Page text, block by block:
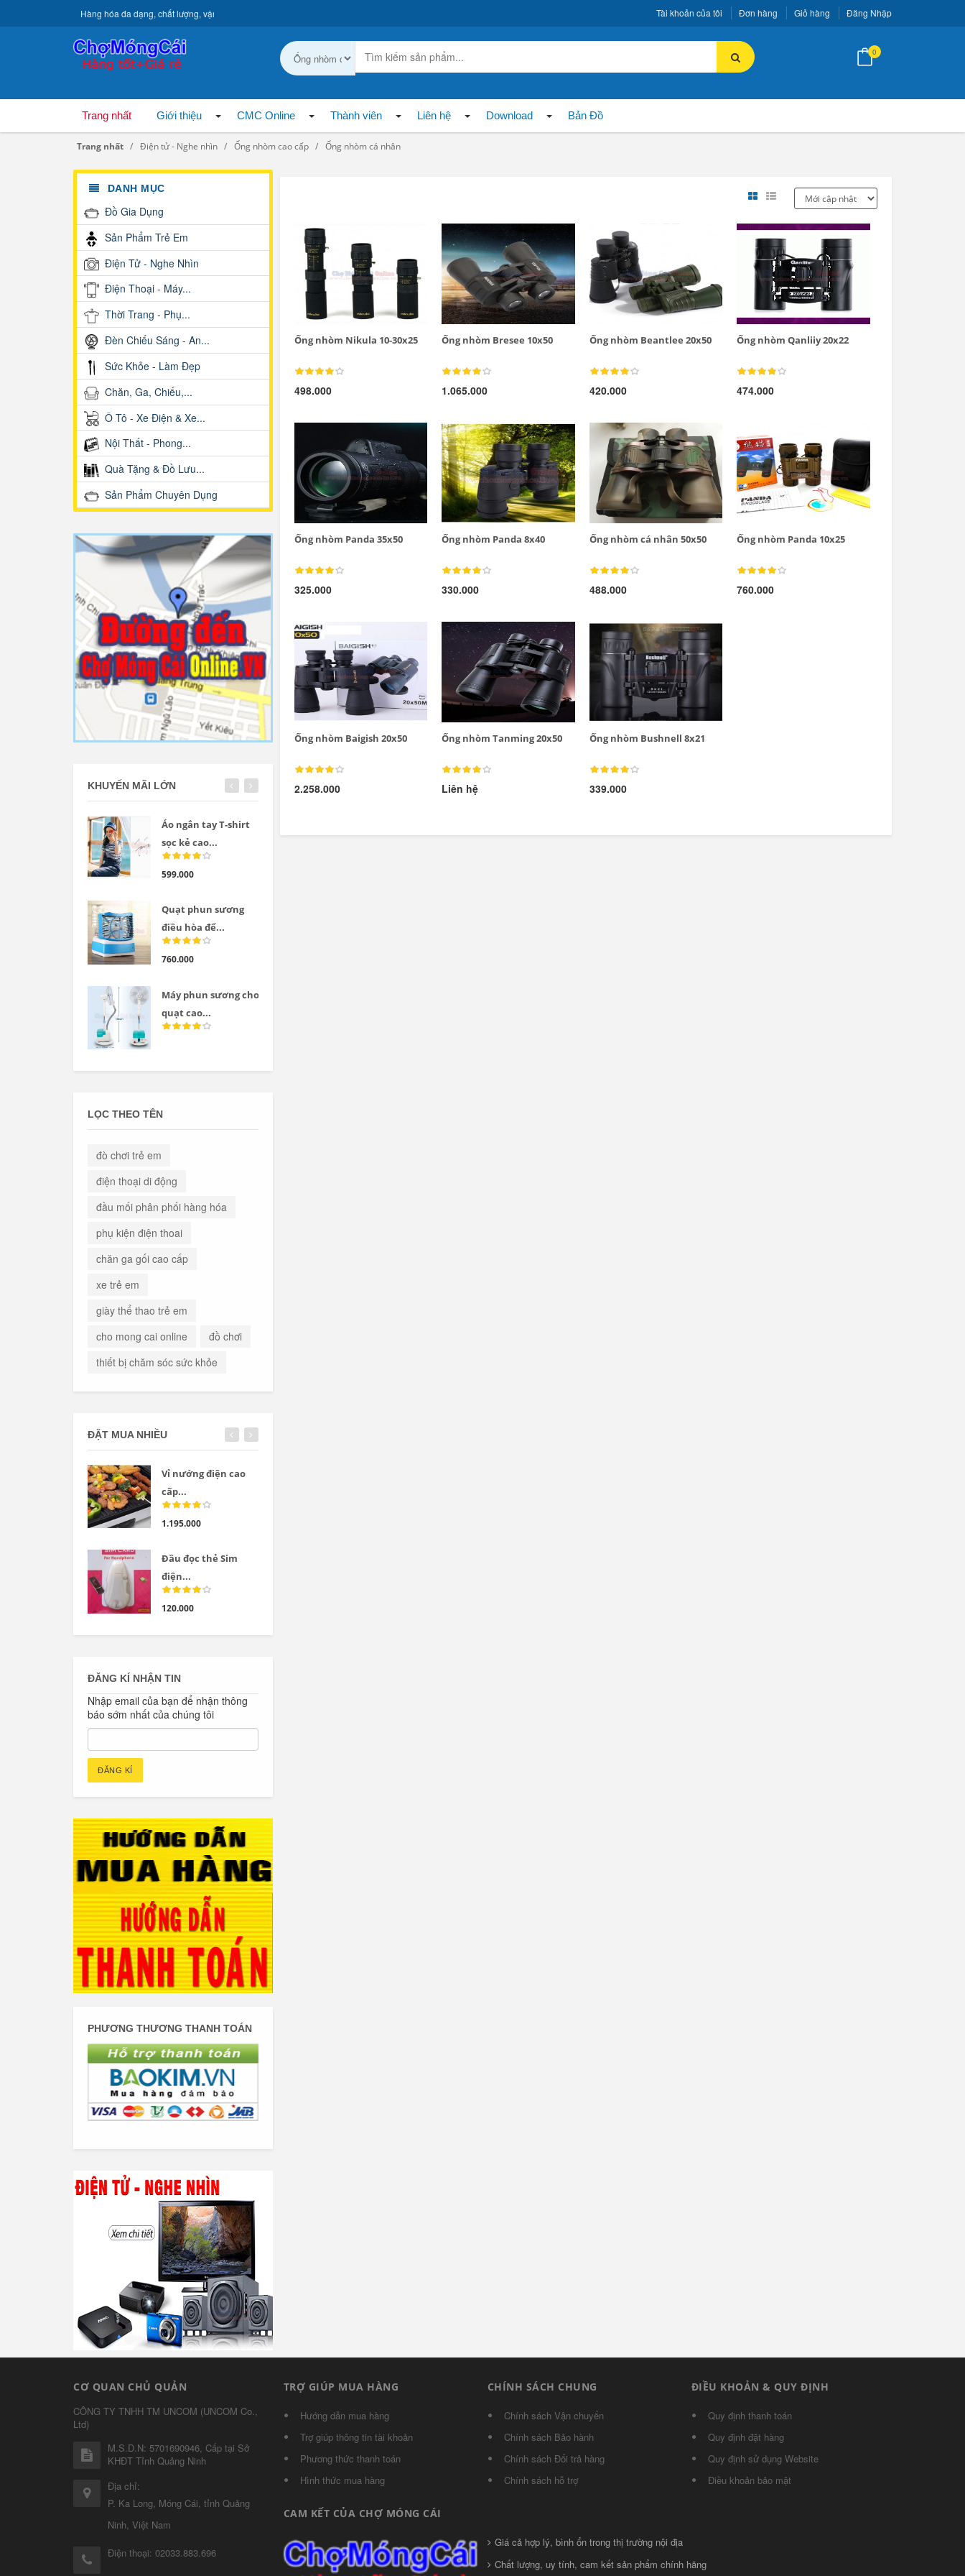
Tài khoản của tôi Đơn hàng Giỏ hàng Đăng Nhập
Hàng hóa đa dạng, chất lượng, vận chuyển toàn quốc.
0
Trang nhất Giới thiệu CMC Online Thành viên Liên hệ Download Bản Đồ
Trang nhất Điện tử - Nghe nhìn Ống nhòm cao cấp Ống nhòm cá nhân
Ống nhòm Nikula 10-30x25
498.000
Ống nhòm Bresee 10x50
1.065.000
Ống nhòm Beantlee 20x50
420.000
Ống nhòm Qanliiy 20x22
474.000
Ống nhòm Panda 35x50
325.000
Ống nhòm Panda 8x40
330.000
Ống nhòm cá nhân 50x50
488.000
Ống nhòm Panda 10x25
760.000
Ống nhòm Baigish 20x50
2.258.000
Ống nhòm Tanming 20x50
Liên hệ
Ống nhòm Bushnell 8x21
339.000
DANH MỤC
Đồ Gia Dụng
Sản Phẩm Trẻ Em
Điện Tử - Nghe Nhìn
Điện Thoại - Máy...
Thời Trang - Phụ...
Đèn Chiếu Sáng - An...
Sức Khỏe - Làm Đẹp
Chăn, Ga, Chiếu,...
Ô Tô - Xe Điện & Xe...
Nội Thất - Phong...
Quà Tặng & Đồ Lưu...
Sản Phẩm Chuyên Dụng
KHUYẾN MÃI LỚN
Áo ngắn tay T-shirt
sọc kẻ cao...
599.000
Quạt phun sương
điều hòa để...
760.000
Máy phun sương cho
quạt cao...
Cỏ nhân tạo trang trí
LỌC THEO TÊN
đò chơi trẻ em
điện thoại di động
đầu mối phân phối hàng hóa
phụ kiện điện thoai
chăn ga gối cao cấp
xe trẻ em
giày thể thao trẻ em
cho mong cai online
đồ chơi
thiết bị chăm sóc sức khỏe
ĐẶT MUA NHIỀU
Vỉ nướng điện cao
cấp...
1.195.000
Đầu đọc thẻ Sim
điện...
120.000
ĐĂNG KÍ NHẬN TIN
Nhập email của bạn để nhận thông
báo sớm nhất của chúng tôi
PHƯƠNG THƯƠNG THANH TOÁN
CƠ QUAN CHỦ QUẢN
CÔNG TY TNHH TM UNCOM (UNCOM Co.,
Ltd)
M.S.D.N: 5701690946, Cấp tại Sở
KHĐT Tỉnh Quảng Ninh
Địa chỉ:
P. Ka Long, Móng Cái, tỉnh Quảng
Ninh, Việt Nam
Điện thoại: 02033.883.696
TRỢ GIÚP MUA HÀNG
Hướng dẫn mua hàng
Trợ giúp thông tin tài khoản
Phương thức thanh toán
Hình thức mua hàng
CHÍNH SÁCH CHUNG
Chính sách Vận chuyển
Chính sách Bảo hành
Chính sách Đổi trả hàng
Chính sách hỗ trợ
ĐIỀU KHOẢN & QUY ĐỊNH
Quy định thanh toán
Quy định đặt hàng
Quy định sử dụng Website
Điều khoản bảo mật
CAM KẾT CỦA CHỢ MÓNG CÁI
Giá cả hợp lý, bình ổn trong thị trường nội địa
Chất lượng, uy tính, cam kết sản phẩm chính hãng